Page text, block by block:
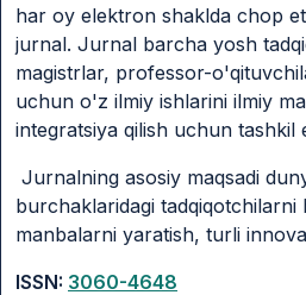
har oy elektron shaklda chop
jurnal. Jurnal barcha yosh
magistrlar, professor-
uchun o'z ilmiy ishlarini ilmiy
integratsiya qilish uchun tashkil
Jurnalning asosiy maqsadi
burchaklaridagi tadqiqotchilarni
manbalarni yaratish, turli
ISSN: 3060-4648